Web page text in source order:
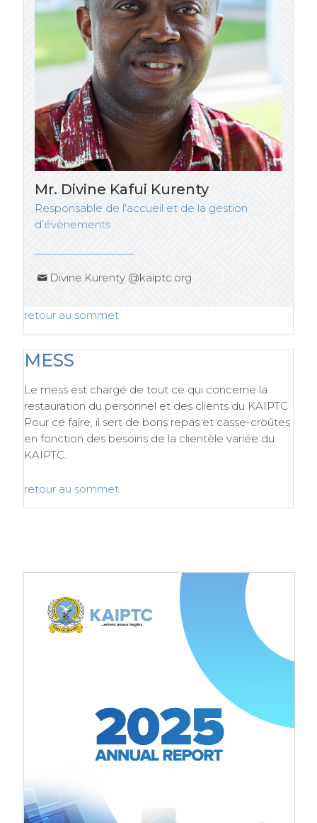
Mr. Divine Kafui Kurenty
Responsable de l'accueil et de la gestion
d’évènements
Divine.Kurenty @kaiptc.org
retour au sommet
MESS
Le mess est chargé de tout ce qui concerne la
restauration du personnel et des clients du KAIPTC.
Pour ce faire, il sert de bons repas et casse-croûtes
en fonction des besoins de la clientèle variée du
KAIPTC.
retour au sommet